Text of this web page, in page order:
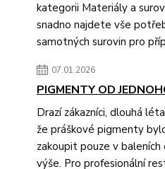
kategorii Materiály a
snadno najdete vše
samotných surovin pro
07.01.2026
PIGMENTY OD
Drazí zákazníci, dlouhá
že práškové pigmenty
zakoupit pouze v
výše. Pro profesionální